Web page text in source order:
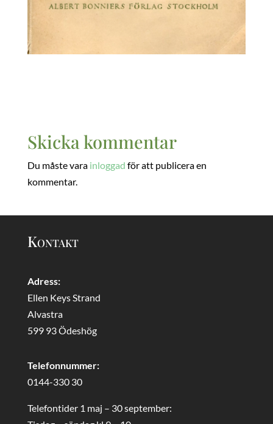
Skicka kommentar
Du måste vara inloggad för att publicera en
kommentar.
Kontakt
Adress:
Ellen Keys Strand
Alvastra
599 93 Ödeshög
Telefonnummer:
0144-330 30
Telefontider 1 maj – 30 september: